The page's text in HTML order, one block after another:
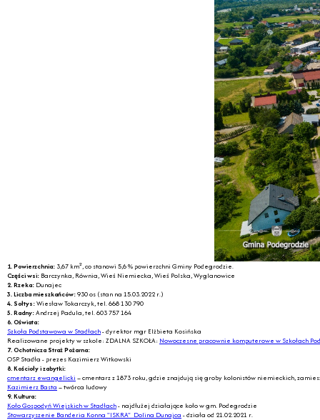
1. Powierzchnia: 3,67 km2, co stanowi 5,6 % powierzchni Gminy Podegrodzie.
Części wsi: Barczynka, Równia, Wieś Niemiecka, Wieś Polska, Wyglanowice
2. Rzeka: Dunajec
3. Liczba mieszkańców:930 os (stan na 15.03.2022 r.)
4. Sołtys:Wiesław Tokarczyk, tel. 668 130 790
5. Radny:Andrzej Padula, tel. 603 757 164
6. Oświata:
Szkoła Podstawowa w Stadłach- dyrektor mgr Elżbieta Kosińska
Realizowane projekty w szkole: ZDALNA SZKOŁA: Nowoczesne pracownie komputerowe w Szkołach
7. Ochotnicza Straż Pożarna:
OSP Stadła - prezes Kazimierz Witkowski
8. Kościoły i zabytki:
cmentarz ewangelicki – cmentarz z 1873 roku, gdzie znajdują się groby kolonistów niemieckich,
Kazimierz Basta – twórca ludowy
9. Kultura:
Koło Gospodyń Wiejskich w Stadłach- najdłużej działające koło w gm. Podegrodzie
Stowarzyszenie Banderia Konna "ISKRA" Dolina Dunajca - działa od 21.02.2021 r.